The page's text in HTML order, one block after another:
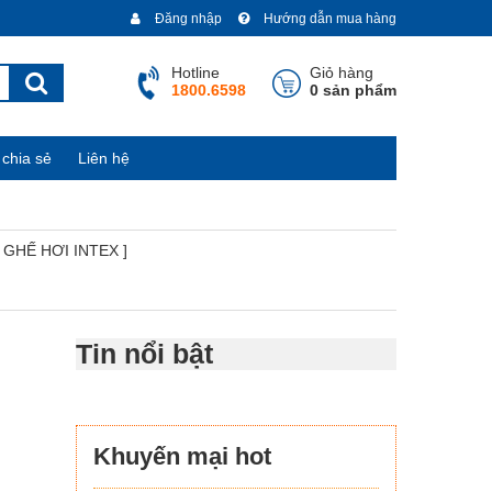
Hướng dẫn mua hàng
Đăng nhập
Giỏ hàng
0 sản phẩm
Hotline
1800.6598
sẻ Liên hệ
GHẾ HƠI INTEX ]
Tin nổi bật
Khuyến mại hot